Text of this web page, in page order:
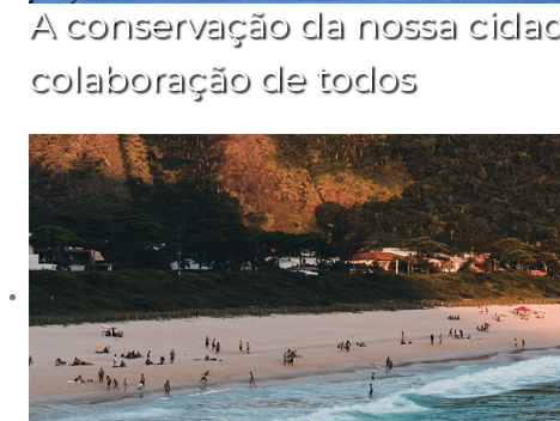
A conservação da nossa
colaboração de todos